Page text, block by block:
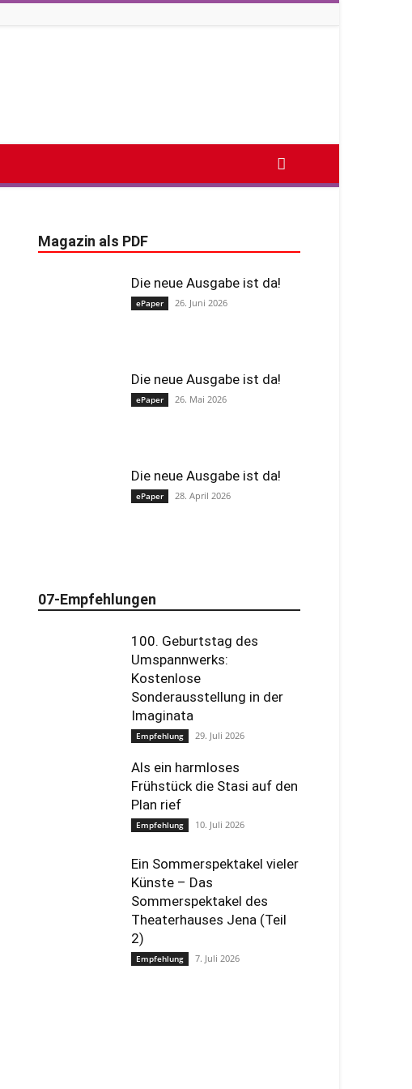
Magazin als PDF
Die neue Ausgabe ist da!
ePaper 26. Juni 2026
Die neue Ausgabe ist da!
ePaper 26. Mai 2026
Die neue Ausgabe ist da!
ePaper 28. April 2026
07-Empfehlungen
100. Geburtstag des
Umspannwerks:
Kostenlose
Sonderausstellung in der
Imaginata
Empfehlung 29. Juli 2026
Als ein harmloses
Frühstück die Stasi auf den
Plan rief
Empfehlung 10. Juli 2026
Ein Sommerspektakel vieler
Künste – Das
Sommerspektakel des
Theaterhauses Jena (Teil
2)
Empfehlung 7. Juli 2026